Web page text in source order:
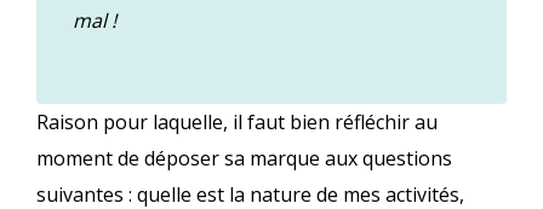
mal !
Raison pour laquelle, il faut bien réfléchir au
moment de déposer sa marque aux questions
suivantes : quelle est la nature de mes activités,